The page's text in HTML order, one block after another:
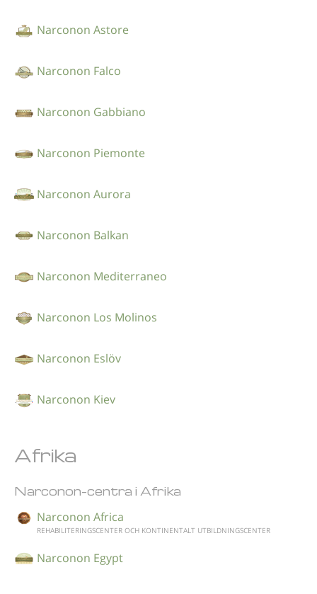
Narconon Astore
Narconon Falco
Narconon Gabbiano
Narconon Piemonte
Narconon Aurora
Narconon Balkan
Narconon Mediterraneo
Narconon Los Molinos
Narconon Eslöv
Narconon Kiev
Afrika
Narconon-centra i Afrika
Narconon Africa
REHABILITERINGSCENTER OCH KONTINENTALT UTBILDNINGSCENTER
Narconon Egypt